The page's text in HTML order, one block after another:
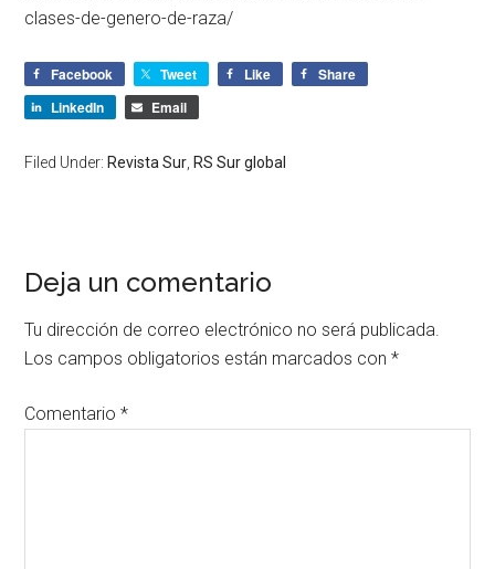
clases-de-genero-de-raza/
Facebook Tweet Like
Share
LinkedIn
Email
Filed Under: Revista Sur RS Sur global
Deja un comentario
Tu dirección de correo electrónico no será publicada.
Los campos obligatorios están marcados con*
Comentario*